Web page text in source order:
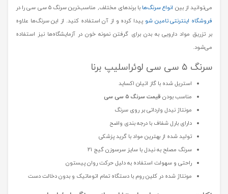
می‌توانید از بین انواع سرنگ‌ها با برندهای مختلف, مناسب‌ترین سرنگ ۵ سی سی را در
فروشگاه اینترنتی تامین شو پیدا کرده و از آن استفاده کنید. از این سرنگ‌ها علاوه
بر تزریق مواد دارویی به بدن برای گرفتن نمونه خون در آزمایشگاه‌ها نیز استفاده
می‌شود.
سرنگ ۵ سی سی لوئراسلیپ برنا
استریل شده با گاز اتیلن اکساید
مناسب بودن قیمت سرنگ ۵ سی سی
مونتاژ نیدل وارداتی بر روی سرنگ
دارای بارل شفاف با درجه بندی واضح
تولید شده از بهترین مواد با گرید پزشکی
سرنگ مصلح به نیدل با سایز سرسوزن گیج ۲۱
راحتی و سهولت استفاده به دلیل حرکت روان پیستون
مونتاژ شده در کلین روم با دستگاه تمام اتوماتیک و بدون دخالت دست